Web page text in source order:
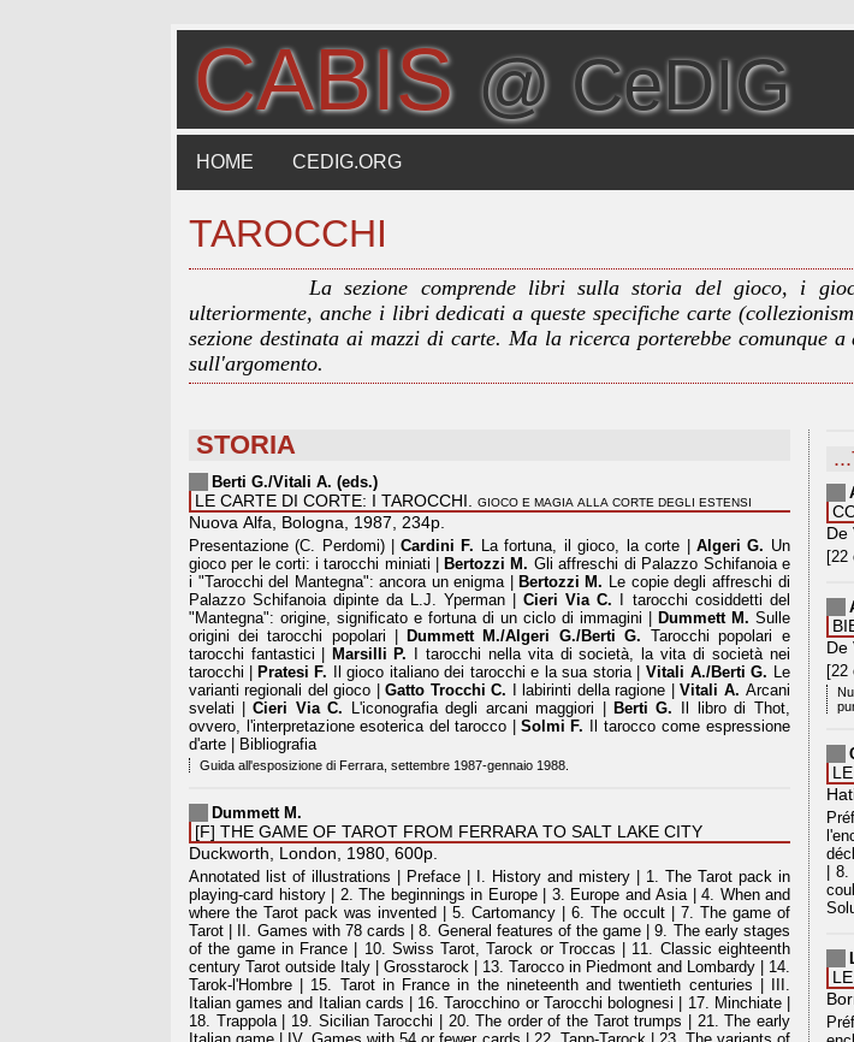
CABIS @ CeDIG
HOME CEDIG.ORG
TAROCCHI
La sezione comprende libri sulla storia del gioco, i
ulteriormente, anche i libri dedicati a queste specifiche carte
sezione destinata ai mazzi di carte. Ma la ricerca porterebbe comunque
sull'argomento.
STORIA
Berti G./Vitali A. (eds.)
LE CARTE DI CORTE: I TAROCCHI. GIOCO E MAGIA ALLA CORTE DEGLI ESTENSI
Nuova Alfa, Bologna, 1987, 234p.
Presentazione (C. Perdomi) | Cardini F. La fortuna, il gioco, la corte | Algeri G. Un
gioco per le corti: i tarocchi miniati |
Bertozzi M. Gli affreschi di Palazzo Schifanoia e
i "Tarocchi del Mantegna": ancora un enigma |
Bertozzi M. Le copie degli affreschi di
Palazzo Schifanoia dipinte da L.J. Yperman | Cieri Via C. I tarocchi cosiddetti del
"Mantegna": origine, significato e fortuna di un ciclo di immagini |
Dummett M. Sulle
origini dei tarocchi popolari |
Dummett M./Algeri G./Berti G. Tarocchi popolari e
tarocchi fantastici |
Marsilli P. I tarocchi nella vita di società, la vita di società nei
tarocchi |
Pratesi F. Il gioco italiano dei tarocchi e la sua storia | Vitali A./Berti G. Le
varianti regionali del gioco | Gatto Trocchi C. I labirinti della ragione | Vitali A. Arcani
svelati | Cieri Via C. L'iconografia degli arcani maggiori | Berti G. Il libro di Thot,
ovvero, l'interpretazione esoterica del tarocco | Solmi F. Il tarocco come espressione
d'arte | Bibliografia
Guida all'esposizione di Ferrara, settembre 1987-gennaio 1988.
Dummett M.
[F] THE GAME OF TAROT FROM FERRARA TO SALT LAKE CITY
Duckworth, London, 1980, 600p.
Annotated list of illustrations | Preface | I. History and mistery | 1. The Tarot pack in
playing-card history | 2. The beginnings in Europe | 3. Europe and Asia | 4. When and
where the Tarot pack was invented | 5. Cartomancy | 6. The occult | 7. The game of
Tarot | II. Games with 78 cards | 8. General features of the game | 9. The early stages
of the game in France | 10. Swiss Tarot, Tarock or Troccas | 11. Classic eighteenth
century Tarot outside Italy | Grosstarock | 13. Tarocco in Piedmont and Lombardy | 14.
Tarok-l'Hombre | 15. Tarot in France in the nineteenth and twentieth centuries | III.
Italian games and Italian cards | 16. Tarocchino or Tarocchi bolognesi | 17. Minchiate |
18. Trappola | 19. Sicilian Tarocchi | 20. The order of the Tarot trumps | 21. The early
De
[22
De
[22
|